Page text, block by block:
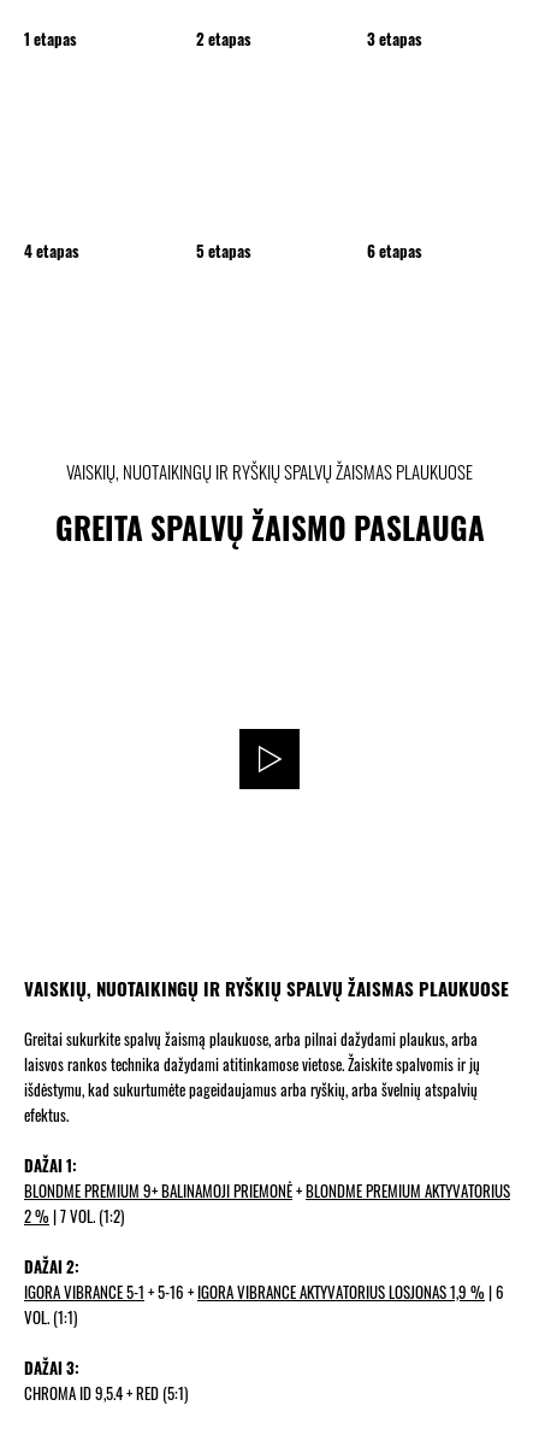
1 etapas
4 etapas
2 etapas
5 etapas
3 etapas
6 etapas
VAISKIŲ, NUOTAIKINGŲ IR RYŠKIŲ SPALVŲ ŽAISMAS PLAUKUOSE
GREITA SPALVŲ ŽAISMO PASLAUGA
VAISKIŲ, NUOTAIKINGŲ IR RYŠKIŲ SPALVŲ ŽAISMAS PLAUKUOSE
Greitai sukurkite spalvų žaismą plaukuose, arba pilnai dažydami plaukus, arba
laisvos rankos technika dažydami atitinkamose vietose. Žaiskite spalvomis ir jų
išdėstymu, kad sukurtumėte pageidaujamus arba ryškių, arba švelnių atspalvių
efektus.
DAŽAI 1:
BLONDME PREMIUM 9+ BALINAMOJI PRIEMONĖ+BLONDME PREMIUM AKTYVATORIUS
2 %| 7 VOL. (1:2)
DAŽAI 2:
IGORA VIBRANCE 5-1 + 5-16 +IGORA VIBRANCE AKTYVATORIUS LOSJONAS 1,9 %| 6
VOL. (1:1)
DAŽAI 3:
CHROMA ID 9,5.4 + RED (5:1)